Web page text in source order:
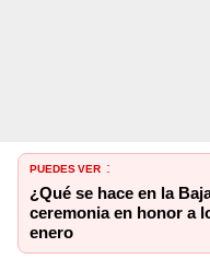
PUEDES VER :
¿Qué se hace en la
ceremonia en honor a
enero